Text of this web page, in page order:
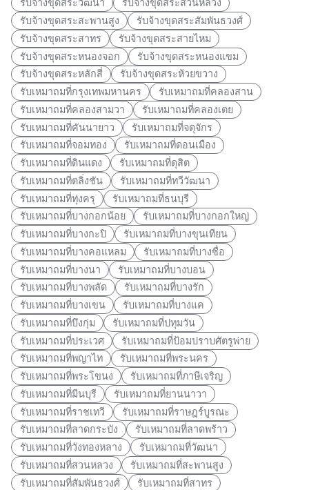
รับจ้างขุดสระวัฒนา
รับจ้างขุดสระสวนหลวง
รับจ้างขุดสระสะพานสูง
รับจ้างขุดสระสัมพันธวงศ์
รับจ้างขุดสระสาทร
รับจ้างขุดสระสายไหม
รับจ้างขุดสระหนองจอก
รับจ้างขุดสระหนองแขม
รับจ้างขุดสระหลักสี่
รับจ้างขุดสระห้วยขวาง
รับเหมาถมที่กรุงเทพมหานคร
รับเหมาถมที่คลองสาน
รับเหมาถมที่คลองสามวา
รับเหมาถมที่คลองเตย
รับเหมาถมที่คันนายาว
รับเหมาถมที่จตุจักร
รับเหมาถมที่จอมทอง
รับเหมาถมที่ดอนเมือง
รับเหมาถมที่ดินแดง
รับเหมาถมที่ดุสิต
รับเหมาถมที่ตลิ่งชัน
รับเหมาถมที่ทวีวัฒนา
รับเหมาถมที่ทุ่งครุ
รับเหมาถมที่ธนบุรี
รับเหมาถมที่บางกอกน้อย
รับเหมาถมที่บางกอกใหญ่
รับเหมาถมที่บางกะปิ
รับเหมาถมที่บางขุนเทียน
รับเหมาถมที่บางคอแหลม
รับเหมาถมที่บางซื่อ
รับเหมาถมที่บางนา
รับเหมาถมที่บางบอน
รับเหมาถมที่บางพลัด
รับเหมาถมที่บางรัก
รับเหมาถมที่บางเขน
รับเหมาถมที่บางแค
รับเหมาถมที่บึงกุ่ม
รับเหมาถมที่ปทุมวัน
รับเหมาถมที่ประเวศ
รับเหมาถมที่ป้อมปราบศัตรูพ่าย
รับเหมาถมที่พญาไท
รับเหมาถมที่พระนคร
รับเหมาถมที่พระโขนง
รับเหมาถมที่ภาษีเจริญ
รับเหมาถมที่มีนบุรี
รับเหมาถมที่ยานนาวา
รับเหมาถมที่ราชเทวี
รับเหมาถมที่ราษฎร์บูรณะ
รับเหมาถมที่ลาดกระบัง
รับเหมาถมที่ลาดพร้าว
รับเหมาถมที่วังทองหลาง
รับเหมาถมที่วัฒนา
รับเหมาถมที่สวนหลวง
รับเหมาถมที่สะพานสูง
รับเหมาถมที่สัมพันธวงศ์
รับเหมาถมที่สาทร